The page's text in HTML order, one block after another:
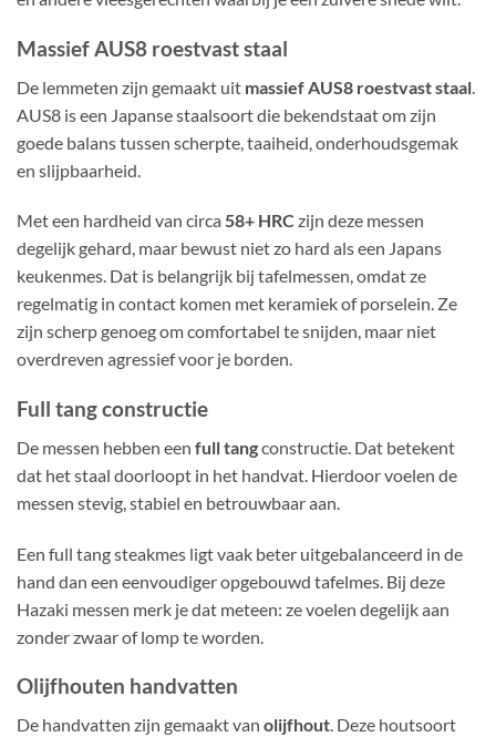
Massief AUS8 roestvast staal
De lemmeten zijn gemaakt uit massief AUS8 roestvast staal
AUS8 is een Japanse staalsoort die bekendstaat om zijn
goede balans tussen scherpte, taaiheid, onderhoudsgemak
en slijpbaarheid.
Met een hardheid van circa 58+ HRC zijn deze messen
degelijk gehard, maar bewust niet zo hard als een Japans
keukenmes. Dat is belangrijk bij tafelmessen, omdat ze
regelmatig in contact komen met keramiek of porselein. Ze
zijn scherp genoeg om comfortabel te snijden, maar niet
overdreven agressief voor je borden.
Full tang constructie
De messen hebben een full tangconstructie. Dat betekent
dat het staal doorloopt in het handvat. Hierdoor voelen de
messen stevig, stabiel en betrouwbaar aan.
Een full tang steakmes ligt vaak beter uitgebalanceerd in de
hand dan een eenvoudiger opgebouwd tafelmes. Bij deze
Hazaki messen merk je dat meteen: ze voelen degelijk aan
zonder zwaar of lomp te worden.
Olijfhouten handvatten
De handvatten zijn gemaakt van olijfhout. Deze houtsoort